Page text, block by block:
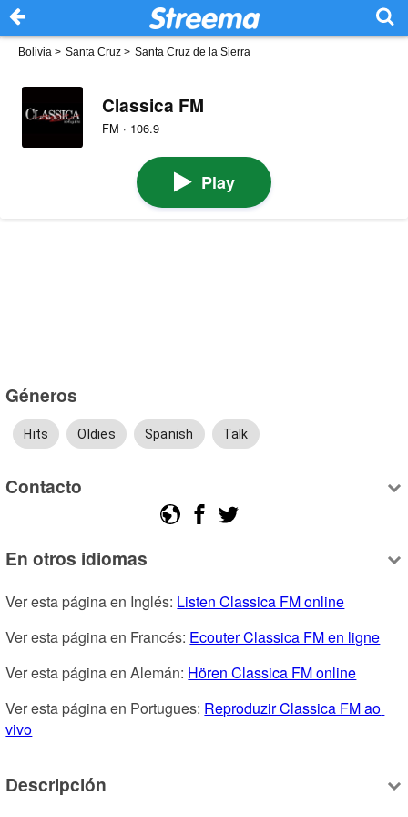
Bolivia > Santa Cruz > Santa Cruz de la Sierra
Classica FM
FM · 106.9
Play
Géneros
Hits Oldies Spanish Talk
Contacto
En otros idiomas
Ver esta página en Inglés: Listen Classica FM online
Ver esta página en Francés: Ecouter Classica FM en ligne
Ver esta página en Alemán: Hören Classica FM online
Ver esta página en Portugues: Reproduzir Classica FM ao
vivo
Descripción